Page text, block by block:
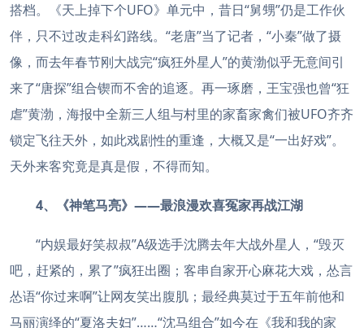
搭档。《天上掉下个UFO》单元中，昔日“舅甥”仍是工作伙
伴，只不过改走科幻路线。“老唐”当了记者，“小秦”做了摄
像，而去年春节刚大战完“疯狂外星人”的黄渤似乎无意间引
来了“唐探”组合锲而不舍的追逐。再一琢磨，王宝强也曾“狂
虐”黄渤，海报中全新三人组与村里的家畜家禽们被UFO齐齐
锁定飞往天外，如此戏剧性的重逢，大概又是“一出好戏”。
天外来客究竟是真是假，不得而知。
4、《神笔马亮》——最浪漫欢喜冤家再战江湖
“内娱最好笑叔叔”A级选手沈腾去年大战外星人，“毁灭
吧，赶紧的，累了”疯狂出圈；客串自家开心麻花大戏，怂言
怂语“你过来啊”让网友笑出腹肌；最经典莫过于五年前他和
马丽演绎的“夏洛夫妇”……“沈马组合”如今在《我和我的家